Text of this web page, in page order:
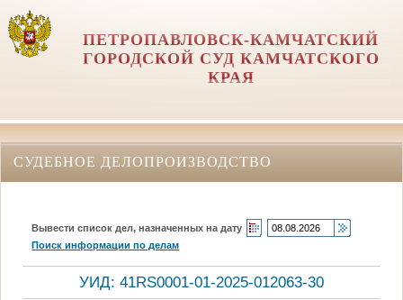
ПЕТРОПАВЛОВСК-КАМЧАТСКИЙ
ГОРОДСКОЙ СУД КАМЧАТСКОГО
КРАЯ
СУДЕБНОЕ ДЕЛОПРОИЗВОДСТВО
Вывести список дел, назначенных на дату
Поиск информации по делам
УИД: 41RS0001-01-2025-012063-30